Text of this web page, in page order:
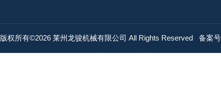
版权所有©2026 莱州龙骏机械有限公司 All Rights Reserved 备案